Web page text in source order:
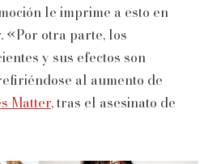
le imprime a esto en
«Por otra parte, los
y sus efectos son
al aumento de
Matter, tras el asesinato de